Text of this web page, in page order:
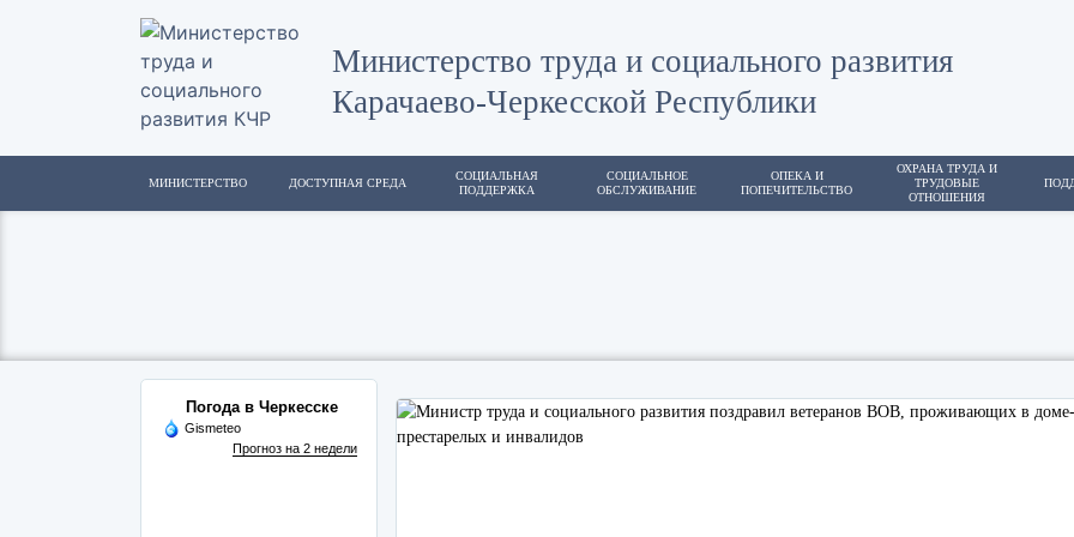
Министерство труда и социального развития
Карачаево-Черкесской Республики
МИНИСТЕРСТВО ДОСТУПНАЯ СРЕДА
СОЦИАЛЬНАЯ
ПОДДЕРЖКА
СОЦИАЛЬНОЕ
ОБСЛУЖИВАНИЕ
ОПЕКА И
ПОПЕЧИТЕЛЬСТВО
ОХРАНА ТРУДА И
ТРУДОВЫЕ
ОТНОШЕНИЯ
Погода в Черкесске
Gismeteo
Прогноз на 2 недели